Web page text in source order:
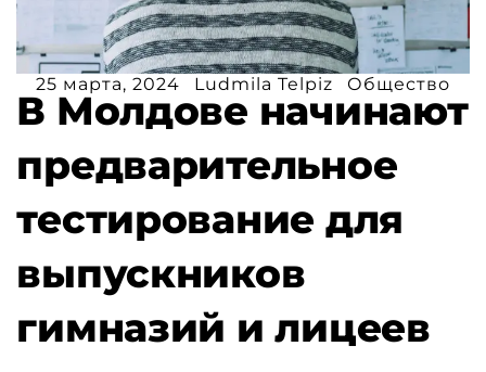
25 марта, 2024 Ludmila Telpiz Общество
В Молдове начинают
предварительное
тестирование для
выпускников
гимназий и лицеев